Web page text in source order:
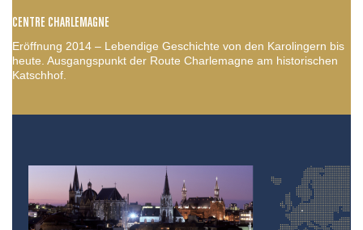
CENTRE CHARLEMAGNE
Eröffnung 2014 – Lebendige Geschichte von den Karolingern bis
heute. Ausgangspunkt der Route Charlemagne am historischen
Katschhof.